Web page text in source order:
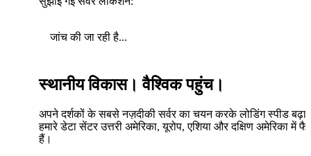
जांच की जा रही है...
स्थानीय विकास। वैश्विक पहुंच।
अपने दर्शकों के सबसे नज़दीकी सर्वर का चयन करके लोडिंग स्पीड
हमारे डेटा सेंटर उत्तरी अमेरिका, यूरोप, एशिया और दक्षिण अमेरिका में
हैं।